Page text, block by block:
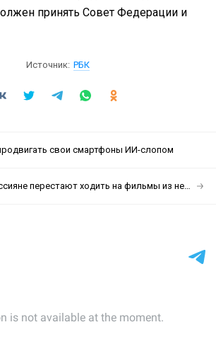
принять Совет Федерации и
Источник: РБК
свои смартфоны ИИ-слопом
ходить на фильмы из неофициального проката